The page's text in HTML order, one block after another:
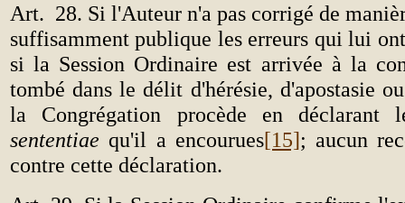
Art. 28. Si l'Auteur n'a pas corrigé de
suffisamment publique les erreurs qui lui
si la Session Ordinaire est arrivée à la
tombé dans le délit d'hérésie, d'apostasie
la Congrégation procède en déclarant
sententiae qu'il a encourues[15]; aucun
contre cette déclaration.